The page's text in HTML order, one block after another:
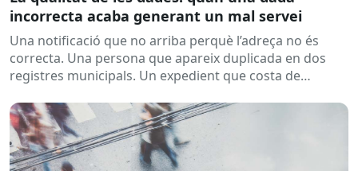
incorrecta acaba generant un mal servei
Una notificació que no arriba perquè l’adreça no és
correcta. Una persona que apareix duplicada en dos
registres municipals. Un expedient que costa de